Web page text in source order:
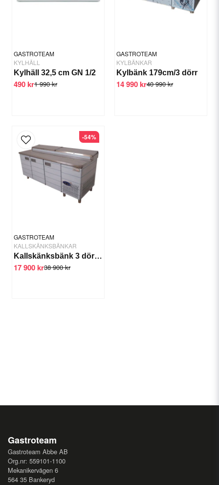
GASTROTEAM
KYLHÄLL
Kylhäll 32,5 cm GN 1/2
1 990 kr
490 kr
GASTROTEAM
KYLBÄNKAR
Kylbänk 179cm/3 dörr
40 990 kr
14 990 kr
GASTROTEAM
KALLSKÄNKSBÄNKAR
Kallskänksbänk 3 dörrar 1/4 GN 200x80x90/110 cm
38 900 kr
17 900 kr
-54%
Gastroteam
Gastroteam Abbe AB
Org.nr: 559101-1100
Mekanikervägen 6
564 35 Bankeryd